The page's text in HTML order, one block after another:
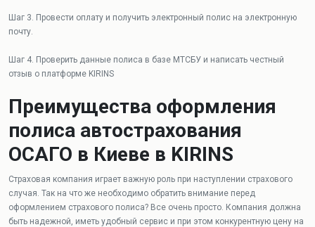
Шаг 3. Провести оплату и получить электронный полис на электронную
почту.
Шаг 4. Проверить данные полиса в базе МТСБУ и написать честный
отзыв о платформе KIRINS
Преимущества оформления
полиса автострахования
ОСАГО в Киеве в KIRINS
Страховая компания играет важную роль при наступлении страхового
случая. Так на что же необходимо обратить внимание перед
оформлением страхового полиса? Все очень просто. Компания должна
быть надежной, иметь удобный сервис и при этом конкурентную цену на